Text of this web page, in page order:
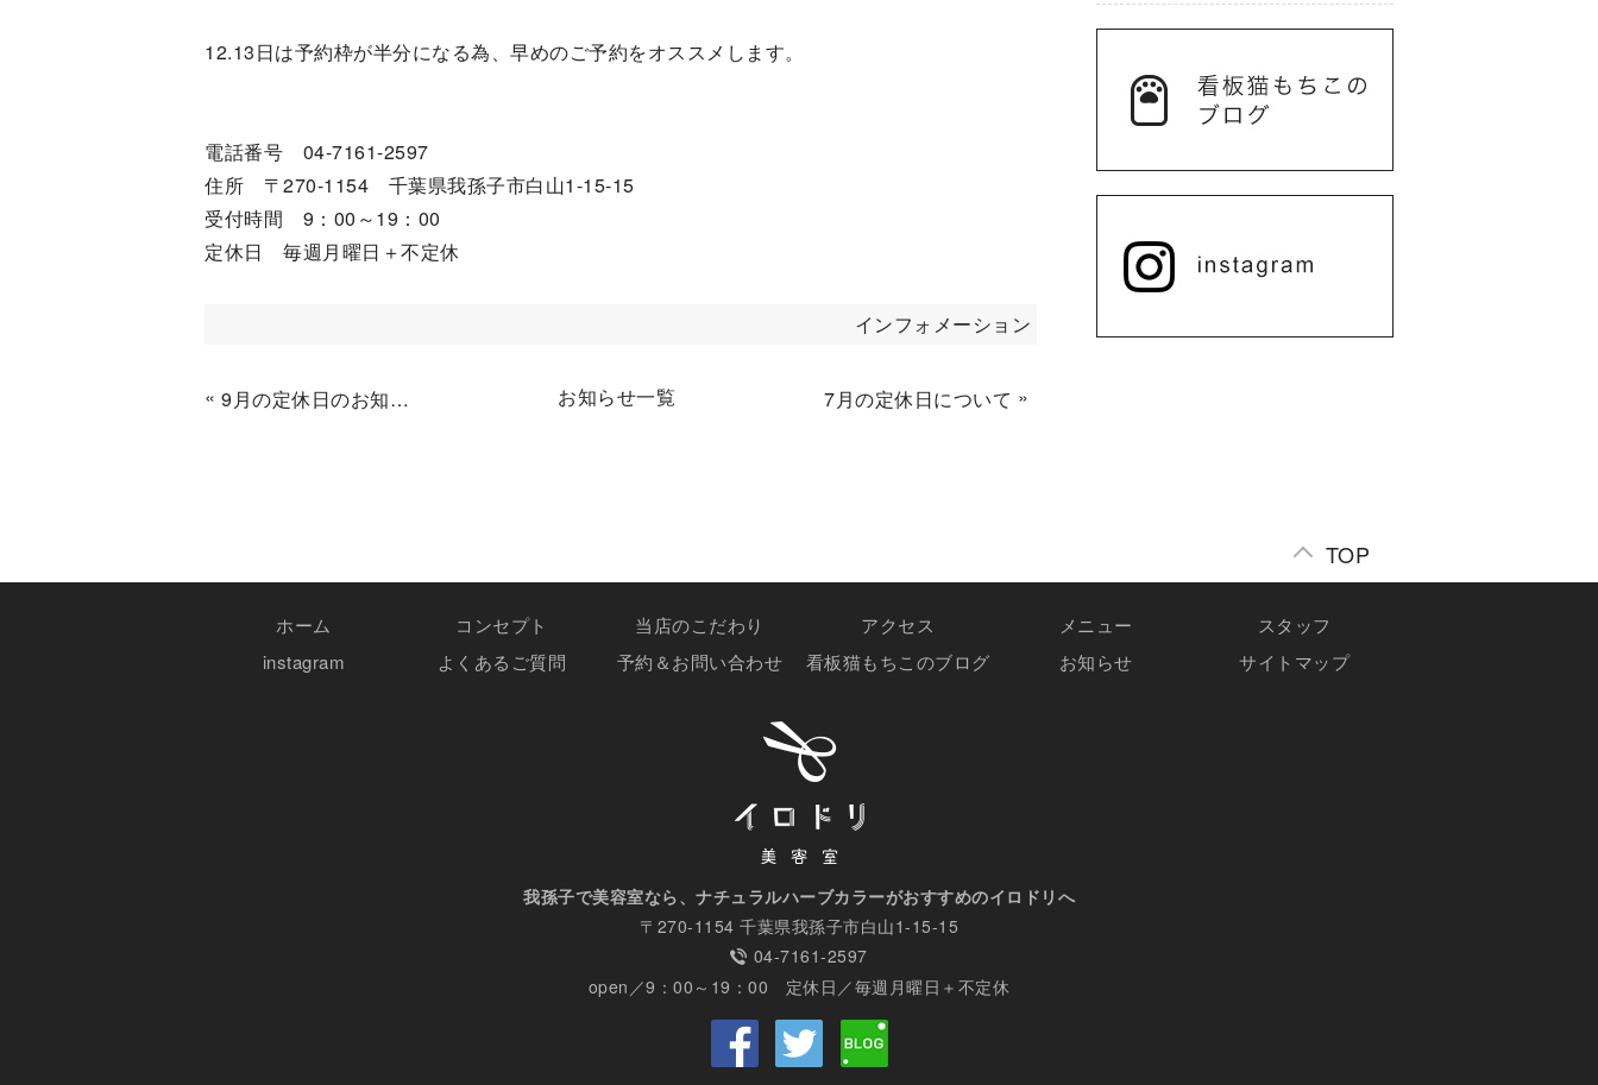
12.13日は予約枠が半分になる為、早めのご予約をオススメします。
電話番号 04-7161-2597
住所 〒270-1154 千葉県我孫子市白山1-15-15
受付時間 9：00～19：00
定休日 毎週月曜日＋不定休
インフォメーション
« 9月の定休日のお知らせ お知らせ一覧 7月の定休日について »
TOP
ホーム コンセプト 当店のこだわり アクセス メニュー
スタッフ
instagram
よくあるご質問 予約＆お問い合わせ 看板猫もちこのブログ お知らせ サイトマップ
我孫子で美容室なら、ナチュラルハーブカラーがおすすめのイロドリへ
〒270-1154 千葉県我孫子市白山1-15-15
04-7161-2597
open／9：00～19：00 定休日／毎週月曜日＋不定休